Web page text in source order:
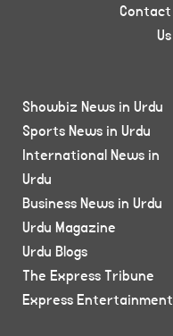
Contact
Us
Showbiz News in Urdu
Sports News in Urdu
International News in
Urdu
Business News in Urdu
Urdu Magazine
Urdu Blogs
The Express Tribune
Express Entertainment